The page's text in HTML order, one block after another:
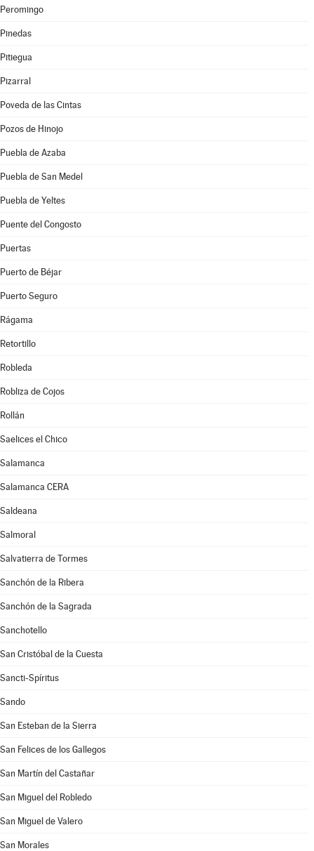
Peromingo
Pinedas
Pitiegua
Pizarral
Poveda de las Cintas
Pozos de Hinojo
Puebla de Azaba
Puebla de San Medel
Puebla de Yeltes
Puente del Congosto
Puertas
Puerto de Béjar
Puerto Seguro
Rágama
Retortillo
Robleda
Robliza de Cojos
Rollán
Saelices el Chico
Salamanca
Salamanca CERA
Saldeana
Salmoral
Salvatierra de Tormes
Sanchón de la Ribera
Sanchón de la Sagrada
Sanchotello
San Cristóbal de la Cuesta
Sancti-Spíritus
Sando
San Esteban de la Sierra
San Felices de los Gallegos
San Martín del Castañar
San Miguel del Robledo
San Miguel de Valero
San Morales